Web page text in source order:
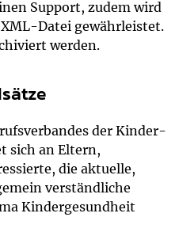
Support, zudem wird
Datei gewährleistet.
werden.
der Kinder-
sich an Eltern,
die aktuelle,
verständliche
Kindergesundheit